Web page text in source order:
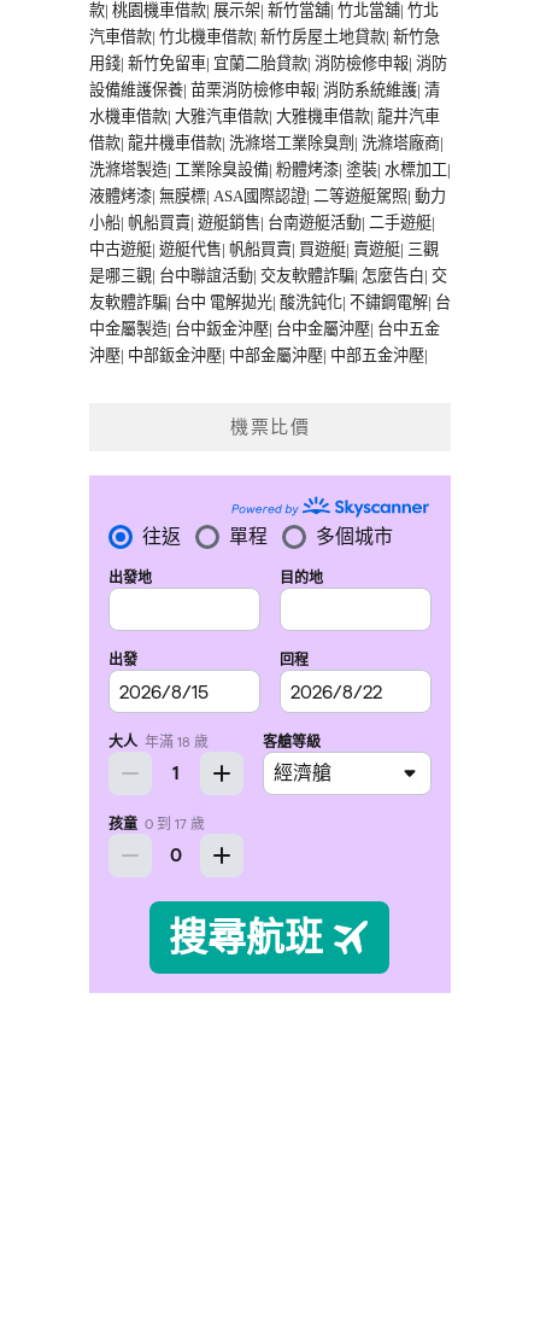
款| 桃園機車借款| 展示架| 新竹當舖| 竹北當舖| 竹北
汽車借款| 竹北機車借款| 新竹房屋土地貸款| 新竹急
用錢| 新竹免留車| 宜蘭二胎貸款| 消防檢修申報| 消防
設備維護保養| 苗栗消防檢修申報| 消防系統維護| 清
水機車借款| 大雅汽車借款| 大雅機車借款| 龍井汽車
借款| 龍井機車借款| 洗滌塔工業除臭劑 | 洗滌塔廠商|
洗滌塔製造| 工業除臭設備| 粉體烤漆| 塗裝| 水標加工|
液體烤漆| 無膜標| ASA國際認證| 二等遊艇駕照| 動力
小船| 帆船買賣| 遊艇銷售| 台南遊艇活動| 二手遊艇|
中古遊艇| 遊艇代售| 帆船買賣| 買遊艇| 賣遊艇| 三觀
是哪三觀| 台中聯誼活動| 交友軟體詐騙| 怎麼告白| 交
友軟體詐騙| 台中 電解拋光| 酸洗鈍化| 不鏽鋼電解| 台
中金屬製造| 台中鈑金沖壓| 台中金屬沖壓| 台中五金
沖壓| 中部鈑金沖壓| 中部金屬沖壓| 中部五金沖壓|
機票比價